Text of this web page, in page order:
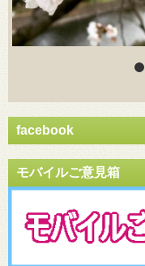
facebook
モバイルご意見箱